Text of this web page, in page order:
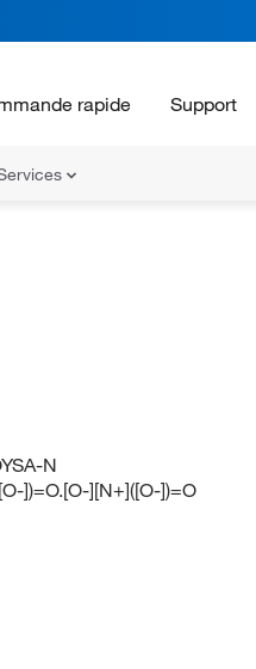
rapide Support
N
])=O.[O-][N+]([O-])=O